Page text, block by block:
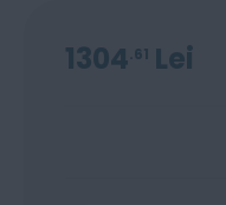
1304 61 Lei